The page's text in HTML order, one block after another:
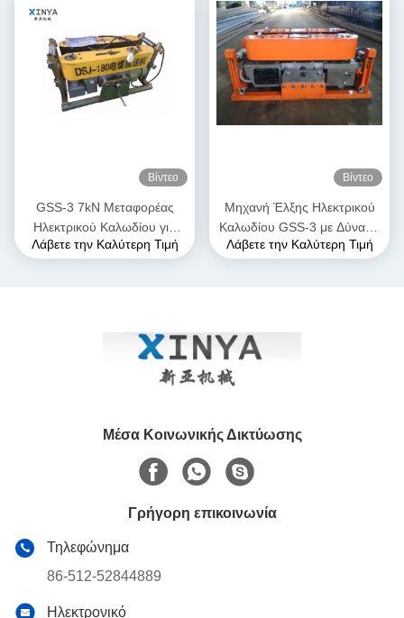
Βίντεο
GSS-3 7kN Μεταφορέας
Ηλεκτρικού Καλωδίου για
Υπόγεια Εγκατάσταση
Λάβετε την Καλύτερη Τιμή
Βίντεο
Μηχανή Έλξης Ηλεκτρικού
Καλωδίου GSS-3 με Δύναμη
Έλξης 7kN, Πιστοποιημένη
Λάβετε την Καλύτερη Τιμή
Μέσα Κοινωνικής Δικτύωσης
Γρήγορη επικοινωνία
Τηλεφώνημα
86-512-52844889
Ηλεκτρονικό